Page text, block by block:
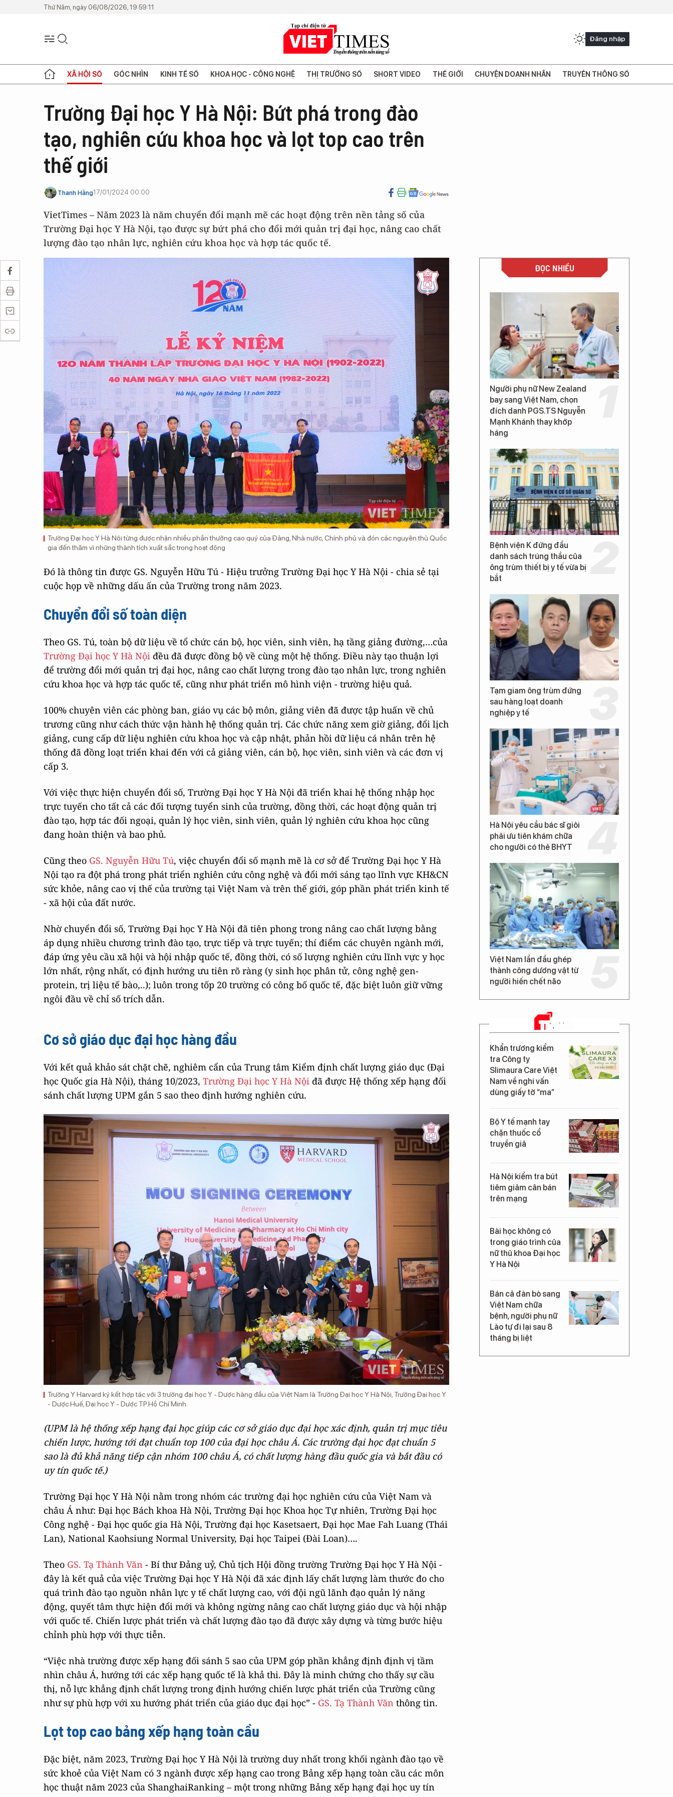
Thứ Năm, ngày 06/08/2026, 19:59:11
Đăng nhập
XÃ HỘI SỐ GÓC NHÌN KINH TẾ SỐ KHOA HỌC - CÔNG NGHỆ THỊ TRƯỜNG SỐ SHORT VIDEO THẾ GIỚI CHUYỆN DOANH NHÂN TRUYỀN THÔNG SỐ
Trường Đại học Y Hà Nội: Bứt phá trong đào
tạo, nghiên cứu khoa học và lọt top cao trên
thế giới
Thanh Hằng17/01/2024 00:00
VietTimes – Năm 2023 là năm chuyển đổi mạnh mẽ các hoạt động trên nền tảng số của
Trường Đại học Y Hà Nội, tạo được sự bứt phá cho đổi mới quản trị đại học, nâng cao chất
lượng đào tạo nhân lực, nghiên cứu khoa học và hợp tác quốc tế.
Trường Đại học Y Hà Nội từng được nhận nhiều phần thưởng cao quý của Đảng, Nhà nước, Chính phủ và đón các nguyên thủ Quốc
gia đến thăm vì những thành tích xuất sắc trong hoạt động
Đó là thông tin được GS. Nguyễn Hữu Tú - Hiệu trưởng Trường Đại học Y Hà Nội - chia sẻ tại
cuộc họp về những dấu ấn của Trường trong năm 2023.
Chuyển đổi sốtoàn diện
Theo GS. Tú, toàn bộ dữ liệu về tổ chức cán bộ, học viên, sinh viên, hạ tầng giảng đường,…của
Trường Đại học Y Hà Nội đều đã được đồng bộ về cùng một hệ thống. Điều này tạo thuận lợi
để trường đổi mới quản trị đại học, nâng cao chất lượng trong đào tạo nhân lực, trong nghiên
cứu khoa học và hợp tác quốc tế, cũng như phát triển mô hình viện - trường hiệu quả.
100% chuyên viên các phòng ban, giáo vụ các bộ môn, giảng viên đã được tập huấn về chủ
trương cũng như cách thức vận hành hệ thống quản trị. Các chức năng xem giờ giảng, đổi lịch
giảng, cung cấp dữ liệu nghiên cứu khoa học và cập nhật, phản hồi dữ liệu cá nhân trên hệ
thống đã đồng loạt triển khai đến với cả giảng viên, cán bộ, học viên, sinh viên và các đơn vị
cấp 3.
Với việc thực hiện chuyển đổi số, Trường Đại học Y Hà Nội đã triển khai hệ thống nhập học
trực tuyến cho tất cả các đối tượng tuyển sinh của trường, đồng thời, các hoạt động quản trị
đào tạo, hợp tác đối ngoại, quản lý học viên, sinh viên, quản lý nghiên cứu khoa học cũng
đang hoàn thiện và bao phủ.
Cũng theo GS. Nguyễn Hữu Tú, việc chuyển đổi số mạnh mẽ là cơ sở để Trường Đại học Y Hà
Nội tạo ra đột phá trong phát triển nghiên cứu công nghệ và đổi mới sáng tạo lĩnh vực KH&CN
sức khỏe, nâng cao vị thế của trường tại Việt Nam và trên thế giới, góp phần phát triển kinh tế
- xã hội của đất nước.
Nhờ chuyển đổi số, Trường Đại học Y Hà Nội đã tiên phong trong nâng cao chất lượng bằng
áp dụng nhiều chương trình đào tạo, trực tiếp và trực tuyến; thí điểm các chuyên ngành mới,
đáp ứng yêu cầu xã hội và hội nhập quốc tế, đồng thời, có số lượng nghiên cứu lĩnh vực y học
lớn nhất, rộng nhất, có định hướng ưu tiên rõ ràng (y sinh học phân tử, công nghệ gen-
protein, trị liệu tế bào,..); luôn trong tốp 20 trường có công bố quốc tế, đặc biệt luôn giữ vững
ngôi đầu về chỉ số trích dẫn.
Cơ sở giáo dục đại học hàng đầu
Với kết quả khảo sát chặt chẽ, nghiêm cẩn của Trung tâm Kiểm định chất lượng giáo dục (Đại
học Quốc gia Hà Nội), tháng 10/2023, Trường Đại học Y Hà Nội đã được Hệ thống xếp hạng đối
sánh chất lượng UPM gắn 5 sao theo định hướng nghiên cứu.
Trường Y Harvard ký kết hợp tác với 3 trường đại học Y - Dược hàng đầu của Việt Nam là Trường Đại học Y Hà Nội, Trường Đại học Y
- Dược Huế, Đại học Y - Dược TP.Hồ Chí Minh.
(UPM là hệ thống xếp hạng đại họcgiúp các cơ sởgiáo dục đại học xác định, quản trị mục tiêu
chiến lược, hướng tới đạt chuẩn top 100 của đại học châu Á. Các trường đại học đạt chuẩn 5
sao là đủ khả năng tiếp cận nhóm 100 châu Á, có chất lượng hàng đầu quốc gia và bắt đầu có
uy tín quốc tế.)
Trường Đại học Y Hà Nội nằm trong nhóm các trường đại học nghiên cứu của Việt Nam và
châu Á như: Đại học Bách khoa Hà Nội, Trường Đại học Khoa học Tự nhiên, Trường Đại học
Công nghệ - Đại học quốc gia Hà Nội, Trường đại học Kasetsaert, Đại học Mae Fah Luang (Thái
Lan), National Kaohsiung Normal University, Đại học Taipei (Đài Loan)….
Theo GS. Tạ Thành Văn - Bí thư Đảng uỷ, Chủ tịch Hội đồng trường Trường Đại học Y Hà Nội -
đây là kết quả của việc Trường Đại học Y Hà Nội đã xác định lấy chất lượng làm thước đo cho
quá trình đào tạo nguồn nhân lực y tế chất lượng cao, với đội ngũ lãnh đạo quản lý năng
động, quyết tâm thực hiện đổi mới và không ngừng nâng cao chất lượng giáo dục và hội nhập
với quốc tế. Chiến lược phát triển và chất lượng đào tạo đã được xây dựng và từng bước hiệu
chỉnh phù hợp với thực tiễn.
“Việc nhà trường được xếp hạng đối sánh 5 sao của UPM góp phần khẳng định định vị tầm
nhìn châu Á, hướng tới các xếp hạng quốc tế là khả thi. Đây là minh chứng cho thấy sự cầu
thị, nỗ lực khẳng định chất lượng trong định hướng chiến lược phát triển của Trường cũng
như sự phù hợp với xu hướng phát triển của giáo dục đại học” - GS. Tạ Thành Văn thông tin.
Lọt top cao bảng xếp hạng toàn cầu
Đặc biệt, năm 2023, Trường Đại học Y Hà Nội là trường duy nhất trong khối ngành đào tạo về
sức khoẻ của Việt Nam có 3 ngành được xếp hạng cao trong Bảng xếp hạng toàn cầu các môn
học thuật năm 2023 của ShanghaiRanking – một trong những Bảng xếp hạng đại học uy tín
ĐỌC NHIỀU
Người phụ nữ New Zealand
bay sang Việt Nam, chọn
đích danh PGS.TS Nguyễn
Mạnh Khánh thay khớp
háng
Bệnh viện K đứng đầu
danh sách trúng thầu của
ông trùm thiết bị y tế vừa bị
bắt
Tạm giam ông trùm đứng
sau hàng loạt doanh
nghiệp y tế
Hà Nội yêu cầu bác sĩ giỏi
phải ưu tiên khám chữa
cho người có thẻ BHYT
Việt Nam lần đầu ghép
thành công dương vật từ
người hiến chết não
TIN MỚI
Khẩn trương kiểm
tra Công ty
Slimaura Care Việt
Nam về nghi vấn
dùng giấy tờ “ma”
Bộ Y tế mạnh tay
chặn thuốc cổ
truyền giả
Hà Nội kiểm tra bút
tiêm giảm cân bán
trên mạng
Bài học không có
trong giáo trình của
nữ thủ khoa Đại học
Y Hà Nội
Bán cả đàn bò sang
Việt Nam chữa
bệnh, người phụ nữ
Lào tự đi lại sau 8
tháng bị liệt